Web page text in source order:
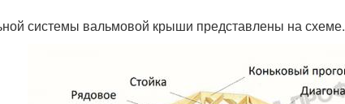
системы вальмовой крыши представлены на